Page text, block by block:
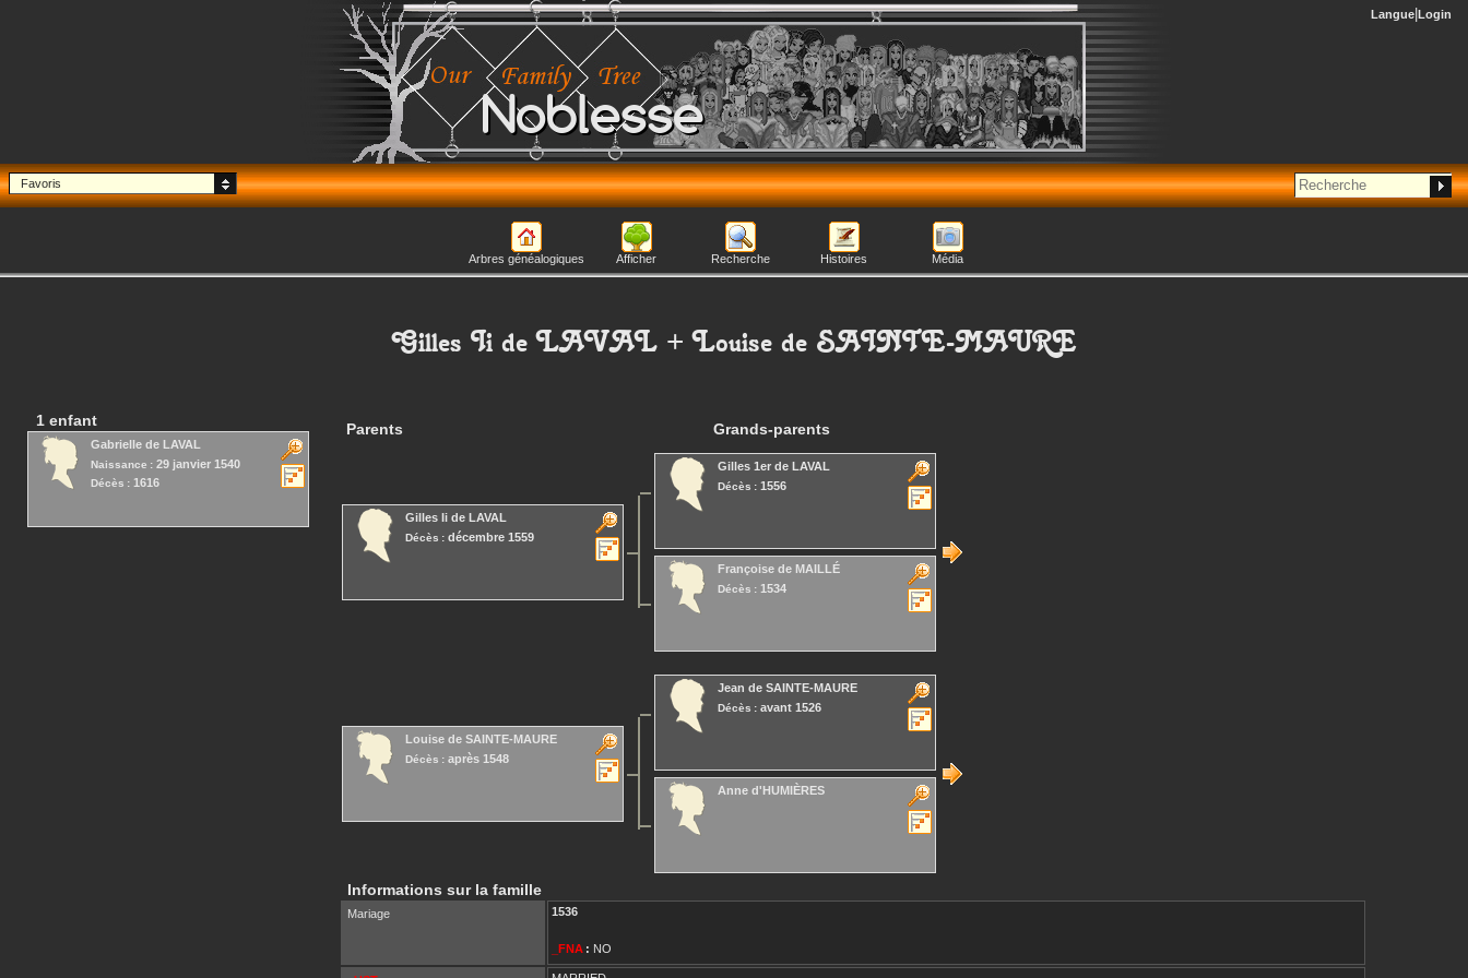
Noblesse
Langue Login
Favoris
Arbres généalogiques Afficher Recherche Histoires Média
Gilles Iide LAVAL+Louisede SAINTE-MAURE
1 enfant
Gabrielle de LAVAL
Naissance : 29 janvier 1540
Décès : 1616
Parents Grands-parents
Gilles Ii de LAVAL
Décès : décembre 1559
Gilles 1er de LAVAL
Décès : 1556
Françoise de MAILLÉ
Décès : 1534
Louise de SAINTE-MAURE
Décès : après 1548
Jean de SAINTE-MAURE
Décès : avant 1526
Anne d'HUMIÈRES
Informations sur la famille
Mariage 1536
_FNA : NO